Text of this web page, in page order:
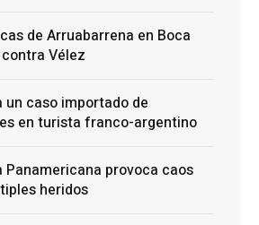
de Arruabarrena en Boca
Vélez
caso importado de
en turista franco-argentino
Panamericana provoca caos
heridos